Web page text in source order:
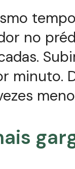
no
minuto.